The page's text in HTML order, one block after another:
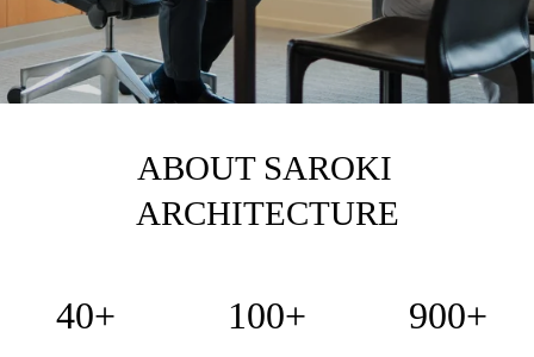
ABOUT SAROKI
ARCHITECTURE
900+
40+ 100+